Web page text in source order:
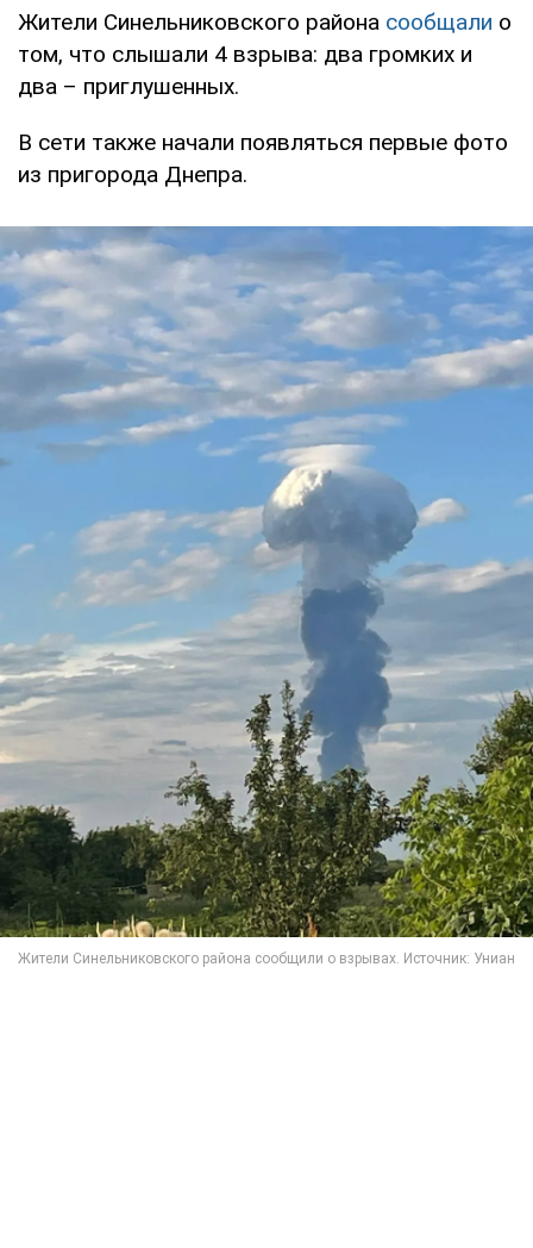
Жители Синельниковского района сообщали о
том, что слышали 4 взрыва: два громких и
два – приглушенных.
В сети также начали появляться первые фото
из пригорода Днепра.